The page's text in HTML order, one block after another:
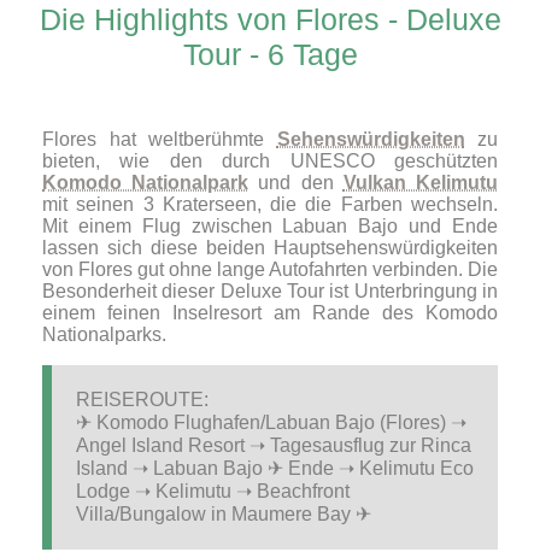
Die Highlights von Flores - Deluxe
Tour - 6 Tage
Flores hat weltberühmte Sehenswürdigkeiten zu
bieten, wie den durch UNESCO geschützten
Komodo Nationalpark und den Vulkan Kelimutu
mit seinen 3 Kraterseen, die die Farben wechseln.
Mit einem Flug zwischen Labuan Bajo und Ende
lassen sich diese beiden Hauptsehenswürdigkeiten
von Flores gut ohne lange Autofahrten verbinden. Die
Besonderheit dieser Deluxe Tour ist Unterbringung in
einem feinen Inselresort am Rande des Komodo
Nationalparks.
REISEROUTE:
✈ Komodo Flughafen/Labuan Bajo (Flores) ➝
Angel Island Resort ➝ Tagesausflug zur Rinca
Island ➝ Labuan Bajo ✈ Ende ➝ Kelimutu Eco
Lodge ➝ Kelimutu ➝ Beachfront
Villa/Bungalow in Maumere Bay ✈